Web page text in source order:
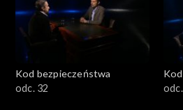
Kod bezpieczeństwa
odc. 32